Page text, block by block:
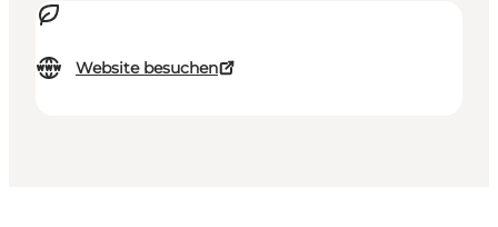
Website besuchen